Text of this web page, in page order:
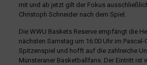
mit und ab jetzt gilt der Fokus
Christoph Schneider nach dem Spiel.
Die WWU Baskets Reserve empfängt die
nächsten Samstag um 16:00 Uhr im Pascal-
Spitzenspiel und hofft auf die zahlreiche
Münsteraner Basketballfans. Der Eintritt ist